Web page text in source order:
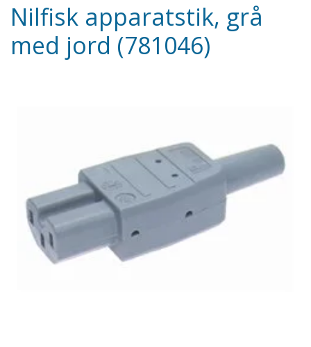
Nilfisk apparatstik, grå
med jord (781046)